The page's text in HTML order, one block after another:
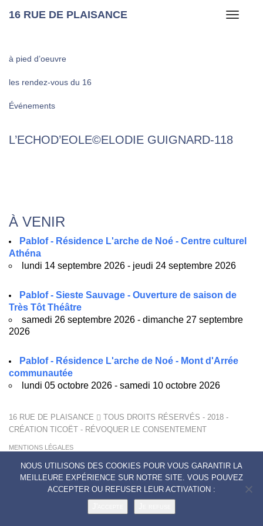
Toggle
16 RUE DE PLAISANCE
à pied d’oeuvre
les rendez-vous du 16
Événements
L’ECHOD’EOLE©ELODIE GUIGNARD-118
À VENIR
Pablof - Résidence L'arche de Noé - Centre culturel
Athéna
lundi 14 septembre 2026 - jeudi 24 septembre 2026
Pablof - Sieste Sauvage - Ouverture de saison de
Très Tôt Théâtre
samedi 26 septembre 2026 - dimanche 27 septembre
2026
Pablof - Résidence L'arche de Noé - Mont d'Arrée
communautée
lundi 05 octobre 2026 - samedi 10 octobre 2026
16 RUE DE PLAISANCE
TOUS DROITS RÉSERVÉS - 2018 -
CRÉATION TICOËT - RÉVOQUER LE CONSENTEMENT
MENTIONS LÉGALES
CONTACTS
NOUS UTILISONS DES COOKIES POUR VOUS GARANTIR LA
MEILLEURE EXPÉRIENCE SUR NOTRE SITE. VOUS POUVEZ
ACCEPTER OU REFUSER LEUR ACTIVATION :